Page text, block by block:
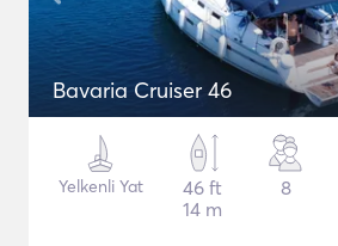
Bavaria Cruiser 46
Yelkenli Yat
46 ft
14 m
8